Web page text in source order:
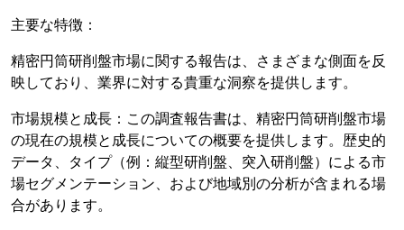
主要な特徴：
精密円筒研削盤市場に関する報告は、さまざまな側面を反
映しており、業界に対する貴重な洞察を提供します。
市場規模と成長：この調査報告書は、精密円筒研削盤市場
の現在の規模と成長についての概要を提供します。歴史的
データ、タイプ（例：縦型研削盤、突入研削盤）による市
場セグメンテーション、および地域別の分析が含まれる場
合があります。